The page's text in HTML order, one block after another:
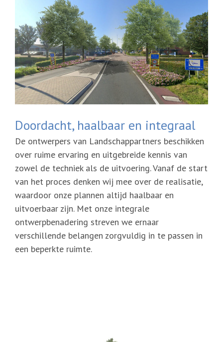
Doordacht, haalbaar en integraal
De ontwerpers van Landschappartners beschikken
over ruime ervaring en uitgebreide kennis van
zowel de techniek als de uitvoering. Vanaf de start
van het proces denken wij mee over de realisatie,
waardoor onze plannen altijd haalbaar en
uitvoerbaar zijn. Met onze integrale
ontwerpbenadering streven we ernaar
verschillende belangen zorgvuldig in te passen in
een beperkte ruimte.